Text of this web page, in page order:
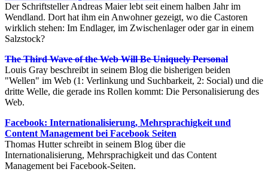
Der Schriftsteller Andreas Maier lebt seit einem halben Jahr im
Wendland. Dort hat ihm ein Anwohner gezeigt, wo die Castoren
wirklich stehen: Im Endlager, im Zwischenlager oder gar in einem
Salzstock?
The Third Wave of the Web Will Be Uniquely Personal
Louis Gray beschreibt in seinem Blog die bisherigen beiden
"Wellen" im Web (1: Verlinkung und Suchbarkeit, 2: Social) und die
dritte Welle, die gerade ins Rollen kommt: Die Personalisierung des
Web.
Facebook: Internationalisierung, Mehrsprachigkeit und
Content Management bei Facebook Seiten
Thomas Hutter schreibt in seinem Blog über die
Internationalisierung, Mehrsprachigkeit und das Content
Management bei Facebook-Seiten.